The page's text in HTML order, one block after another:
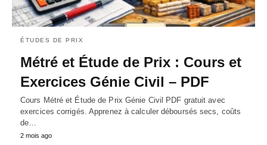
ÉTUDES DE PRIX
Métré et Étude de Prix : Cours et
Exercices Génie Civil – PDF
Cours Métré et Étude de Prix Génie Civil PDF gratuit avec
exercices corrigés. Apprenez à calculer déboursés secs, coûts
de…
2 mois ago